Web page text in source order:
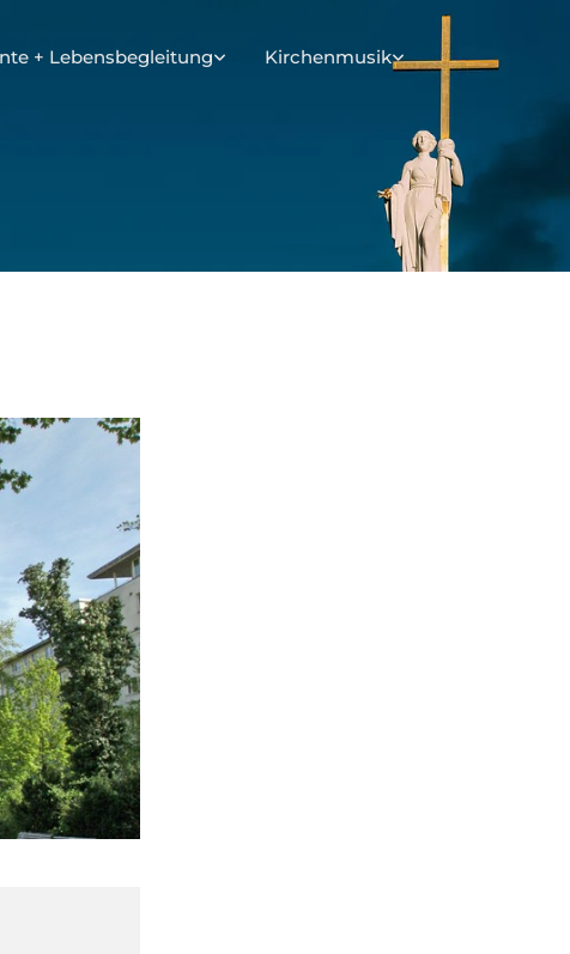
+ Lebensbegleitung Kirchenmusik